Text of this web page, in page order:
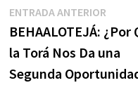
Navegación
de
entradas
ENTRADA ANTERIOR
BEHAALOTEJÁ: ¿Por
la Torá Nos Da una
Segunda